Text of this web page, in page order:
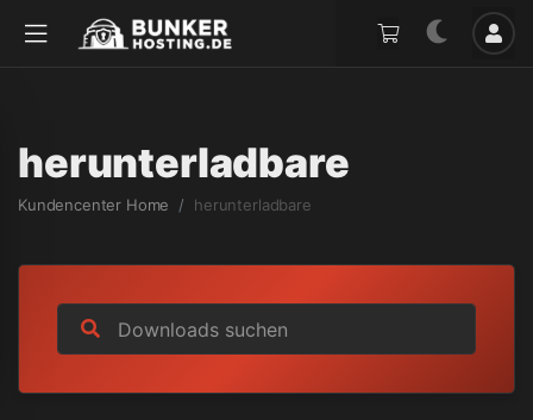
herunterladbare
Kundencenter Home herunterladbare